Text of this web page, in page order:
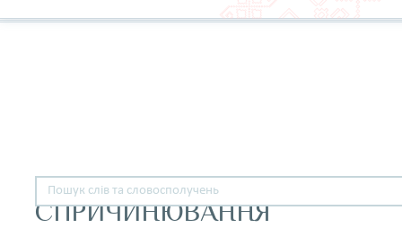
СПРИЧИНЮВАННЯ